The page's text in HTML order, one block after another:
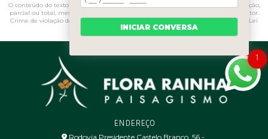
O conteúdo do texto " Muda de árvore Ipê" é de direito reservado. Sua reprodução,
parcial ou total, mesmo citando nossos links, é proibida sem a autorização do autor.
Crime de violação de direito autoral – artigo 184 do Código Penal –Lei 9610/98 - Lei
de direitos autorais.
ENDEREÇO
Rodovia Presidente Castelo Branco, 56 - ㅤ
1
INICIAR CONVERSA